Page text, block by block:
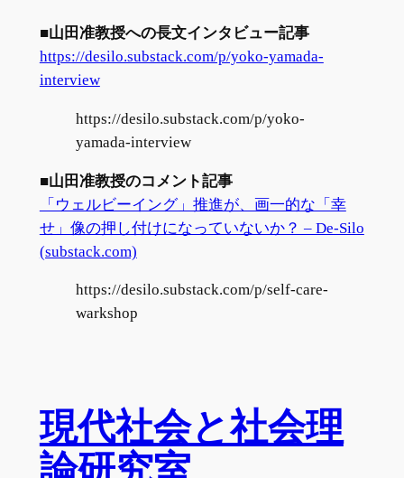
■山田准教授への長文インタビュー記事
https://desilo.substack.com/p/yoko-yamada-
interview
https://desilo.substack.com/p/yoko-
yamada-interview
■山田准教授のコメント記事
「ウェルビーイング」推進が、画一的な「幸
せ」像の押し付けになっていないか？ – De-Silo
(substack.com)
https://desilo.substack.com/p/self-care-
warkshop
現代社会と社会理